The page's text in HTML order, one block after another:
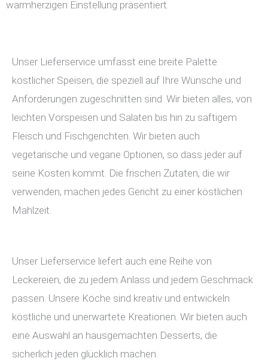
warmherzigen Einstellung präsentiert.
Unser Lieferservice umfasst eine breite Palette
köstlicher Speisen, die speziell auf Ihre Wünsche und
Anforderungen zugeschnitten sind. Wir bieten alles, von
leichten Vorspeisen und Salaten bis hin zu saftigem
Fleisch und Fischgerichten. Wir bieten auch
vegetarische und vegane Optionen, so dass jeder auf
seine Kosten kommt. Die frischen Zutaten, die wir
verwenden, machen jedes Gericht zu einer köstlichen
Mahlzeit.
Unser Lieferservice liefert auch eine Reihe von
Leckereien, die zu jedem Anlass und jedem Geschmack
passen. Unsere Köche sind kreativ und entwickeln
köstliche und unerwartete Kreationen. Wir bieten auch
eine Auswahl an hausgemachten Desserts, die
sicherlich jeden glücklich machen.